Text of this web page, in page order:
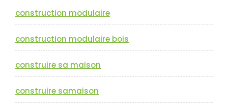
construction modulaire
construction modulaire bois
construire sa maison
construire samaison